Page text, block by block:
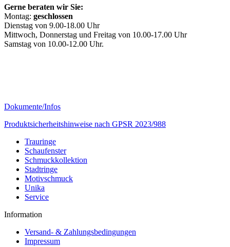
Gerne beraten wir Sie:
Montag: geschlossen
Dienstag von 9.00-18.00 Uhr
Mittwoch, Donnerstag und Freitag von 10.00-17.00 Uhr
Samstag von 10.00-12.00 Uhr.
Dokumente/Infos
Produktsicherheitshinweise nach GPSR 2023/988
Trauringe
Schaufenster
Schmuckkollektion
Stadtringe
Motivschmuck
Unika
Service
Information
Versand- & Zahlungsbedingungen
Impressum